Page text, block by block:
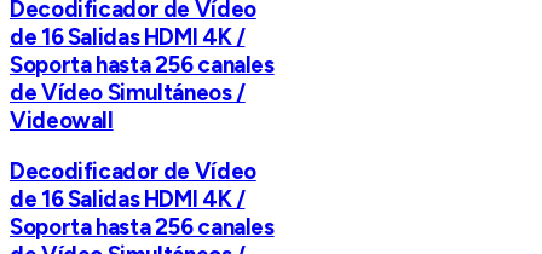
Decodificador de Vídeo
de 16 Salidas HDMI 4K /
Soporta hasta 256 canales
de Vídeo Simultáneos /
Videowall
Decodificador de Vídeo
de 16 Salidas HDMI 4K /
Soporta hasta 256 canales